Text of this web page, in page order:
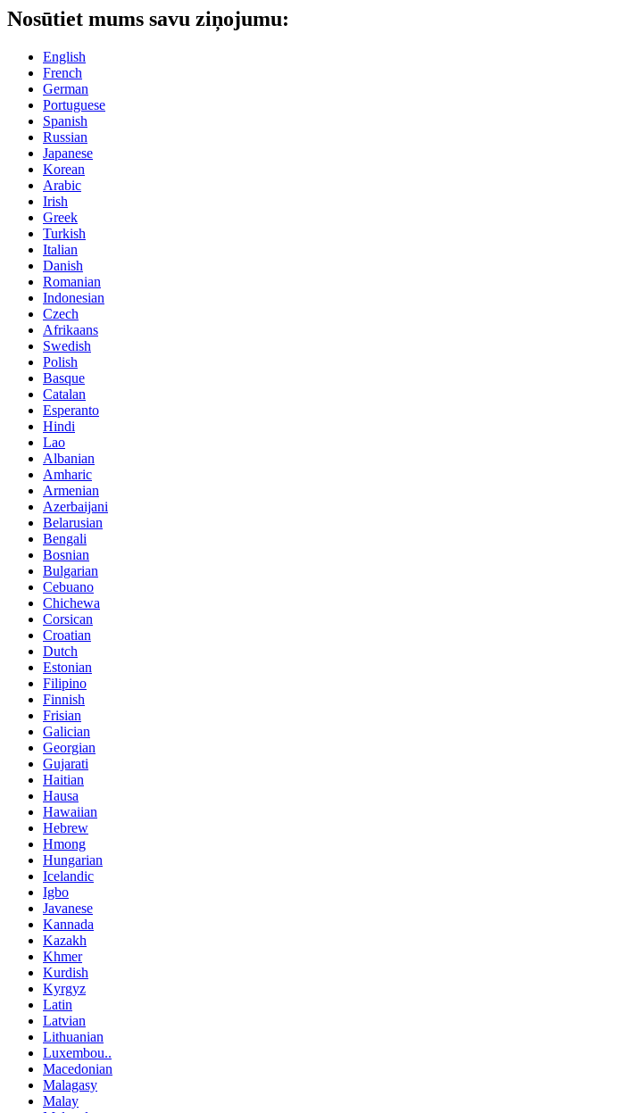
Nosūtiet mums savu ziņojumu:
English
French
German
Portuguese
Spanish
Russian
Japanese
Korean
Arabic
Irish
Greek
Turkish
Italian
Danish
Romanian
Indonesian
Czech
Afrikaans
Swedish
Polish
Basque
Catalan
Esperanto
Hindi
Lao
Albanian
Amharic
Armenian
Azerbaijani
Belarusian
Bengali
Bosnian
Bulgarian
Cebuano
Chichewa
Corsican
Croatian
Dutch
Estonian
Filipino
Finnish
Frisian
Galician
Georgian
Gujarati
Haitian
Hausa
Hawaiian
Hebrew
Hmong
Hungarian
Icelandic
Igbo
Javanese
Kannada
Kazakh
Khmer
Kurdish
Kyrgyz
Latin
Latvian
Lithuanian
Luxembou..
Macedonian
Malagasy
Malay